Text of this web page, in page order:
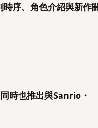
時序、角色介紹與新作
時也推出與Sanrio・